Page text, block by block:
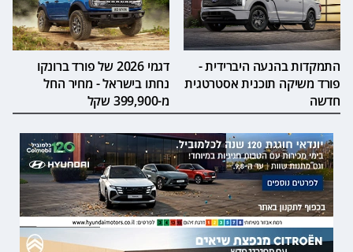
התמקדות בהנעה היברידית -
פורד משיקה תוכנית אסטרטגית
חדשה
דגמי 2026 של פורד ברונקו
נחתו בישראל - מחיר החל
מ-399,900 שקל